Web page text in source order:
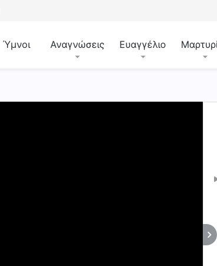
Ύμνοι Αναγνώσεις Ευαγγέλιο